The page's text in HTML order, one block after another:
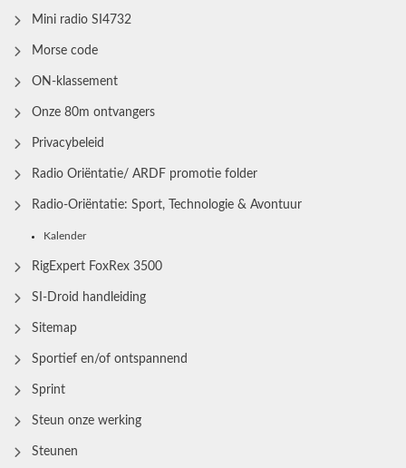
Mini radio SI4732
Morse code
ON-klassement
Onze 80m ontvangers
Privacybeleid
Radio Oriëntatie/ ARDF promotie folder
Radio‑Oriëntatie: Sport, Technologie & Avontuur
Kalender
RigExpert FoxRex 3500
SI-Droid handleiding
Sitemap
Sportief en/of ontspannend
Sprint
Steun onze werking
Steunen